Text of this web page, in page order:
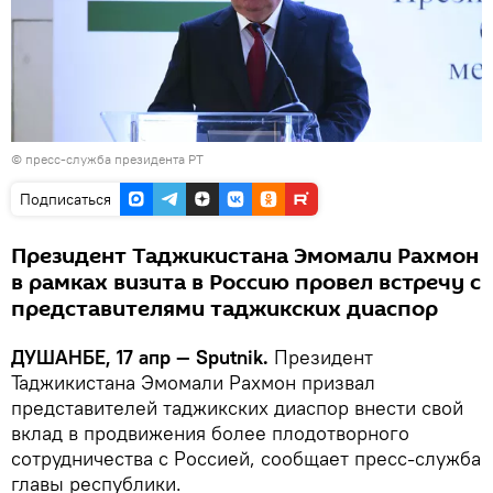
© пресс-служба президента РТ
Подписаться
Президент Таджикистана Эмомали Рахмон
в рамках визита в Россию провел встречу с
представителями таджикских диаспор
ДУШАНБЕ, 17 апр — Sputnik. Президент
Таджикистана Эмомали Рахмон призвал
представителей таджикских диаспор внести свой
вклад в продвижения более плодотворного
сотрудничества с Россией, сообщает пресс-служба
главы республики.